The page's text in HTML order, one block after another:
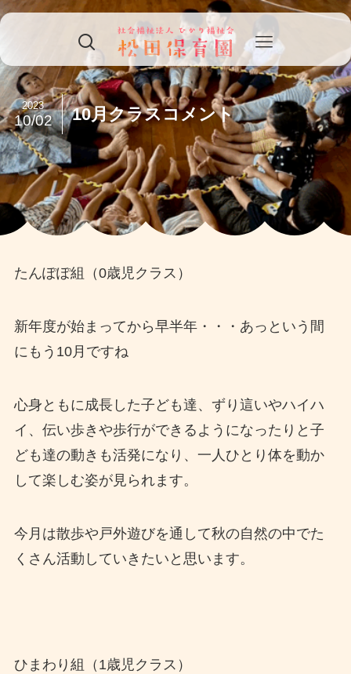
10月クラスコメント
2023
10/02
たんぽぽ組（0歳児クラス）
新年度が始まってから早半年・・・あっという間
にもう10月ですね
心身ともに成長した子ども達、ずり這いやハイハ
イ、伝い歩きや歩行ができるようになったりと子
ども達の動きも活発になり、一人ひとり体を動か
して楽しむ姿が見られます。
今月は散歩や戸外遊びを通して秋の自然の中でた
くさん活動していきたいと思います。
ひまわり組（1歳児クラス）